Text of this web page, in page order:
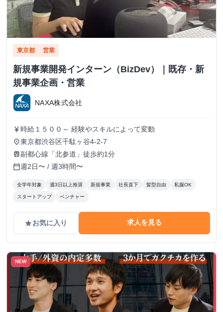
東京都 営業
新規事業開発インターン（BizDev）｜既存・新
規事業企画・営業
NAXA株式会社
currency_yen 時給１５００～ 経験やスキルによって変動
place東京都渋谷区千駄ヶ谷4-2-7
train副都心線「北参道」徒歩約1分
calendar_today週2日〜 / 週3時間〜
全学年対象 週3日以上推奨 新規事業 社長直下 髪型自由 私服OK
スタートアップ ベンチャー
gradeお気に入り 求人を見る
NEW